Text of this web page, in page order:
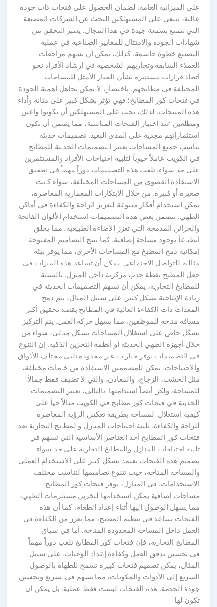
الميزانية العامة. لضمان الحصول على فتحات ذات جودة
ينبغي على المستهلكين البحث عن الشركات المصنعة
تتمتع بسمعة جيدة في هذا المجال. يعتبر التحقق من
الجودة والامتثال للمعايير الصناعية في عملية
خطوة حاسمة. كذلك، يمكن أن تسهم مراجعات
السابقة وتجاربهم الشخصية في إرشاد الأفراد نحو
قرارات مستنيرة بشأن الخيار الأمثل للمساحات
في مطابخهم. باختصار، لا يمكن تجاهل أهمية الجودة
فتحات كور المطابخ؛ فهي تؤثر بشكل كبير على متانة وأداء
المنتجات. لذلك، يجب على المستهلكين أن يكونوا واعين
عند اختيار الفتحات المناسبة، مما يضمن أن تكون
مجدية على المدى البعيد. تصميمات حديثة
جميع المساحات تعتبر التصميمات الحديثة للمطابخ
الكويت عاملاً حيوياً لتلبية احتياجات الأفراد والمستثمرين
حد سواء. تلعب هذه التصميمات دوراً مهماً في تحقيق
القصوى من المساحات المختلفة، سواء كانت
أو كبيرة. من خلال الابتكارات المعمارية المعاصرة،
استخدام أفكار متنوعة لتعزيز الراحة والكفاءة في أماكن
تتضمن بعض هذه التصميمات استخدام الألوان الفاتحة
المدمجة التي تعزز الإضاءة الطبيعية، مما يخلق
بوجود مساحة إضافية. كما تتيح التصاميم المفتوحة
دمج المطبخ مع المساحات الأخرى، مما يوفر بيئة
للتواصل الاجتماعي. يمكن أن تساعد هذه الميزات في
المطبخ نقطة جذب مركزية داخل المنزل. بالنسبة
التجارية، يمكن أن تسهم التصميمات الحديثة في
الإنتاجية بشكل كبير. على سبيل المثال، يتم دمج
ذات الكفاءة العالية في المطابخ بقصد تحقيق أكبر
متاحة للموظفين، مما يسهل حركة العمل. يتم التركيز
خاص على استغلال المساحات بشكل مثالي، سواء من
أجهزة الطهي الحديثة أو أنظمة التخزين الذكية. إن التنوع
التصميمات يوفر خيارات غير محدودة تلبي مختلف الأذواق
يمكن للمصممين الاستفادة من خامات مختلفة،
الخشب، الزجاج، والمعادن، والتي لا تضيف فقط جمالاً
ولكن أيضاً استدامتها. بالتالي، تعتبر التصميمات
في فتحات كور مطابخ في الكويت مثالاً حياً على
استغلال المساحة بطريقة تعكس الرؤية المعاصرة
والكفاءة. تلبية احتياجات المنازل والمطابخ التجارية تعد
كور المطابخ أحد العناصر الأساسية التي تسهم في
احتياجات المنازل والمطابخ التجارية على حد سواء.
هذه الفتحات يعتمد بشكل كبير على الاستخدام العملي
المتاحة، حيث تتنوع تصاميمها لتناسب مختلف
في المنازل، توفر فتحات كور المطابخ
إضافية يمكن استخدامها لتخزين مستلزمات الطهي،
يسهل الوصول إليها أثناء إعداد الطعام. كما أن هذه
تساعد في تنظيم المطبخ، مما يعزز من الكفاءة في
داخل المساحة المحدودة المتاحة. أما في سياق
التجارية، فإن فتحات كور المطابخ تلعب دوراً مهماً
تحسين تدفق العمل وكفاءة إعداد الوجبات. على سبيل
يمكن تصميم فتحات كبيرة تسمح للطهاة بالوصول
إلى الأدوات والمكونات، مما يسهم في تسريع وتحسين
الخدمة. هذه الفتحات ليست فقط عملية، بل يمكن أن
لها